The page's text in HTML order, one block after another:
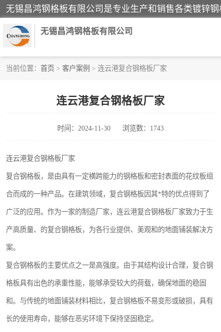
无锡昌鸿钢格板有限公司
当前位置： 首页 > 客户案例 > 连云港复合钢格板厂家
连云港复合钢格板厂家
时间：2024-11-30 浏览数：1743
连云港复合钢格板厂家
复合钢格板，是由具有一定横跨能力的钢格板和密封表面的花纹板组
合而成的一种产品。在建筑领域，复合钢格板因其*特的优点得到了
广泛的应用。作为一家的制造厂家，连云港复合钢格板厂家致力于生
产高质量、的复合钢格板，为各行业提供、美观和的地面铺装解决方
案。
复合钢格板的主要优点之一是高强度。由于其结构设计合理，复合钢
格板具有出色的承重性能，能够承受较大的荷载，确保地面的稳固
和。与传统的地面铺装材料相比，复合钢格板不易变形或破损，具有
长的使用寿命，能够在恶劣环境下保持坚固稳定。
齿形钢格板
热镀锌钢格板
钢格栅踏步板
整流格栅